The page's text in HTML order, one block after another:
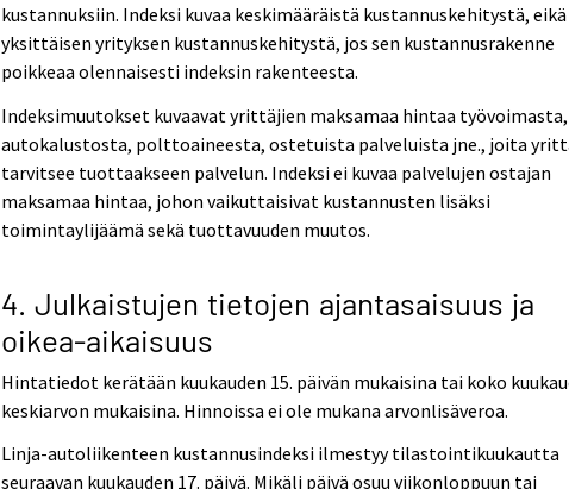
kustannuksiin. Indeksi kuvaa keskimääräistä kustannuskehitystä, eikä
yksittäisen yrityksen kustannuskehitystä, jos sen kustannusrakenne
poikkeaa olennaisesti indeksin rakenteesta.
Indeksimuutokset kuvaavat yrittäjien maksamaa hintaa työvoimasta,
autokalustosta, polttoaineesta, ostetuista palveluista jne., joita
tarvitsee tuottaakseen palvelun. Indeksi ei kuvaa palvelujen ostajan
maksamaa hintaa, johon vaikuttaisivat kustannusten lisäksi
toimintaylijäämä sekä tuottavuuden muutos.
4. Julkaistujen tietojen ajantasaisuus ja
oikea-aikaisuus
Hintatiedot kerätään kuukauden 15. päivän mukaisina tai koko
keskiarvon mukaisina. Hinnoissa ei ole mukana arvonlisäveroa.
Linja-autoliikenteen kustannusindeksi ilmestyy tilastointikuukautta
seuraavan kuukauden 17. päivä. Mikäli päivä osuu viikonloppuun tai